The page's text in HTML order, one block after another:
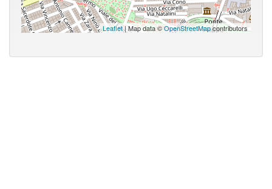
Leaflet| Map data ©OpenStreetMapcontributors